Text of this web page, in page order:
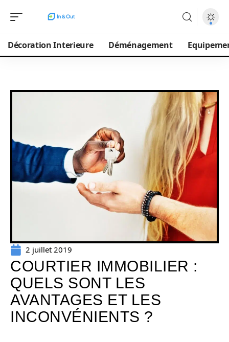
Décoration Interieure Déménagement
2 juillet 2019
COURTIER IMMOBILIER :
QUELS SONT LES
AVANTAGES ET LES
INCONVÉNIENTS ?